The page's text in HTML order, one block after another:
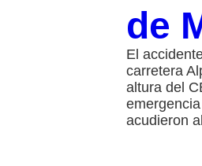
de
El
carretera
altura del
acudieron